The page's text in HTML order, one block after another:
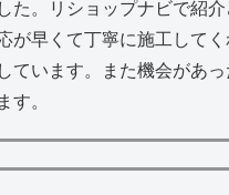
た。リショップナビで紹介
が早くて丁寧に施工して
ています。また機会があっ
す。